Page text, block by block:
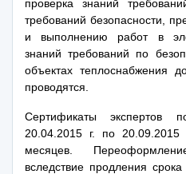
проверка знаний
требований безопасности,
и выполнению работ в
знаний требований по
объектах теплоснабжения
проводятся.
Сертификаты
20.04.2015 г. по
месяцев.
вследствие продления